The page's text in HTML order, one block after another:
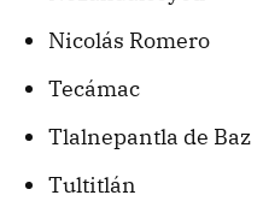
Nicolás Romero
Tecámac
Tlalnepantla de Baz
Tultitlán